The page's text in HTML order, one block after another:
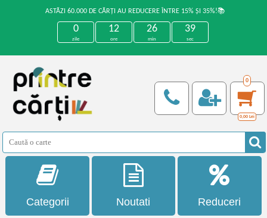
ASTĂZI 60.000 DE CĂRȚI AU REDUCERE ÎNTRE 15% ȘI 35%!📚
0
zile
12
ore
26
min
38
sec
0
0,00 Lei
Categorii Noutati Reduceri